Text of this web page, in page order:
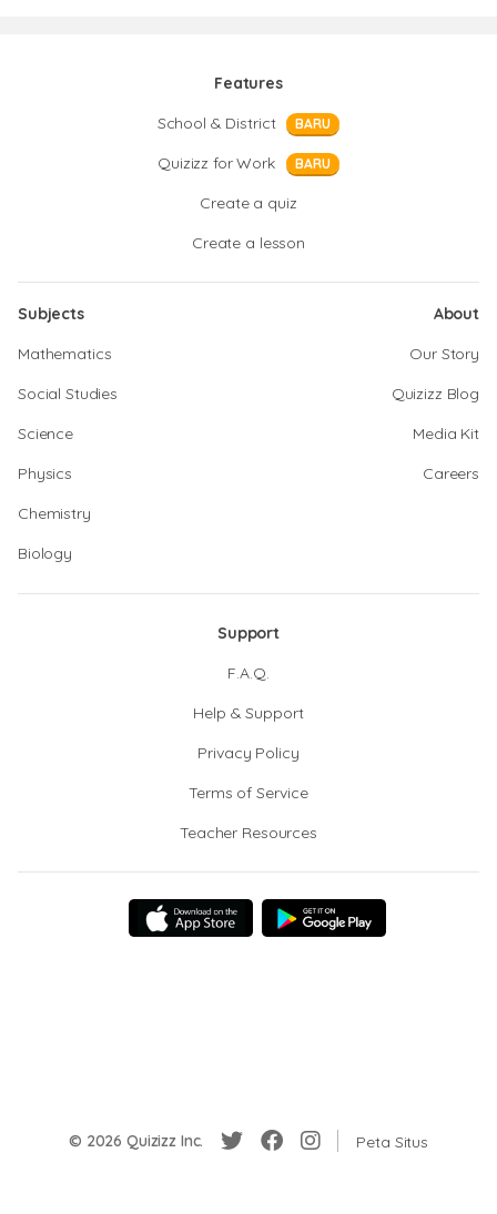
Features
School & District
BARU
Quizizz for Work BARU
Create a quiz
Create a lesson
Subjects
Mathematics
Social Studies
Science
Physics
Chemistry
Biology
About
Our Story
Quizizz Blog
Media Kit
Careers
Support
F.A.Q.
Help & Support
Privacy Policy
Terms of Service
Teacher Resources
© 2026 Quizizz Inc. Peta Situs